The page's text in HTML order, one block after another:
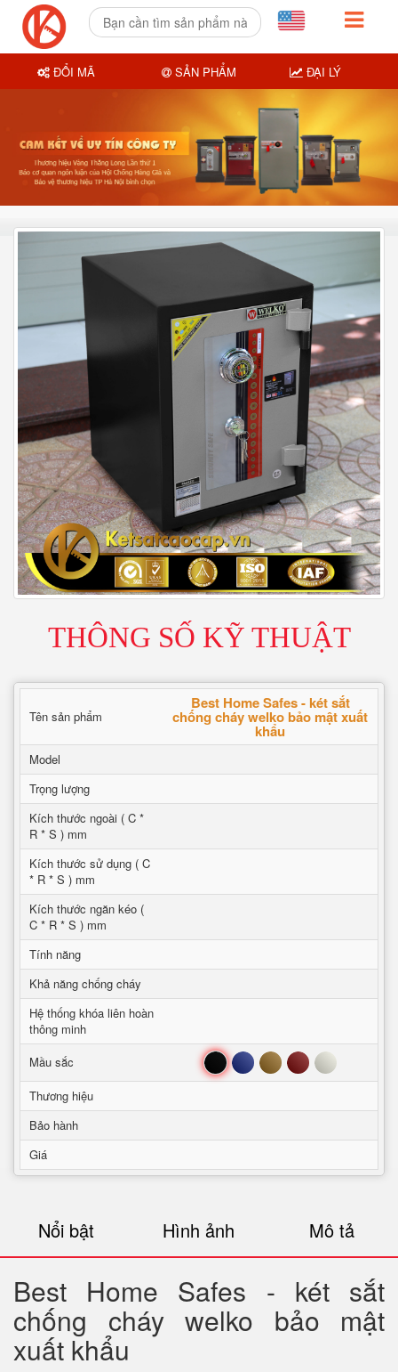
THÔNG SỐ KỸ THUẬT
Tên sản phẩm
Best Home Safes - két sắt
chống cháy welko bảo mật xuất
khẩu
Model
Trọng lượng
Kích thước ngoài ( C *
R * S ) mm
Kích thước sử dụng ( C
* R * S ) mm
Kích thước ngăn kéo (
C * R * S ) mm
Tính năng
Khả năng chống cháy
Hệ thống khóa liên hoàn
thông minh
Mầu sắc
Đen Xanh Nâu Đỏ Trắng
Thương hiệu
Bảo hành
Giá
Nổi bật Hình ảnh Mô tả
Best Home Safes - két sắt
chống cháy welko bảo mật
xuất khẩu
ĐỔI MÃ SẢN PHẨM ĐẠI LÝ